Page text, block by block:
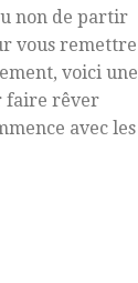
non de partir
vous remettre
voici une
faire rêver
avec les